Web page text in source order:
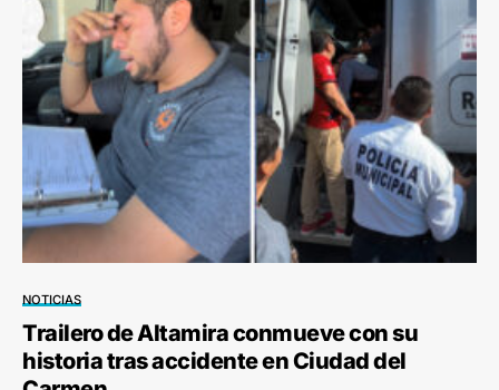
NOTICIAS
Trailero de Altamira conmueve con su
historia tras accidente en Ciudad del